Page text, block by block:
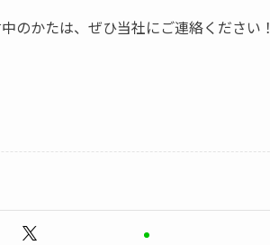
のかたは、ぜひ当社にご連絡ください！